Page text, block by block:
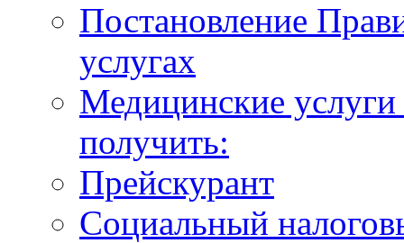
Постановление
услугах
Медицинские
получить:
Прейскурант
Социальный